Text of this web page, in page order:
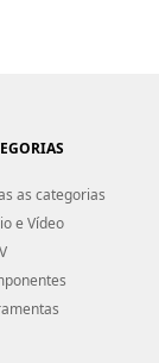
as categorias
e Vídeo